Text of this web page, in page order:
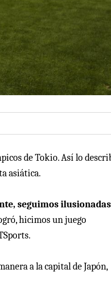
de Tokio. Así lo
asiática.
seguimos ilusionadas
hicimos un juego
a la capital de Japón,